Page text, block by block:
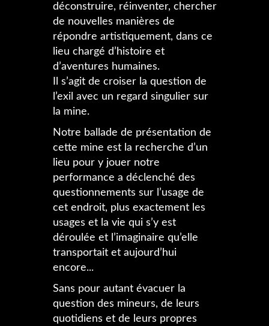
déconstruire, réinventer, chercher
de nouvelles manières de
répondre artistiquement, dans ce
lieu chargé d’histoire et
d’aventures humaines.
Il s’agit de croiser la question de
l’exil avec un regard singulier sur
la mine.
Notre ballade de présentation de
cette mine est la recherche d’un
lieu pour y jouer notre
performance a déclenché des
questionnements sur l’usage de
cet endroit, plus exactement les
usages et la vie qui s’y est
déroulée et l’imaginaire qu’elle
transportait et aujourd’hui
encore...
Sans pour autant évacuer la
question des mineurs, de leurs
quotidiens et de leurs propres